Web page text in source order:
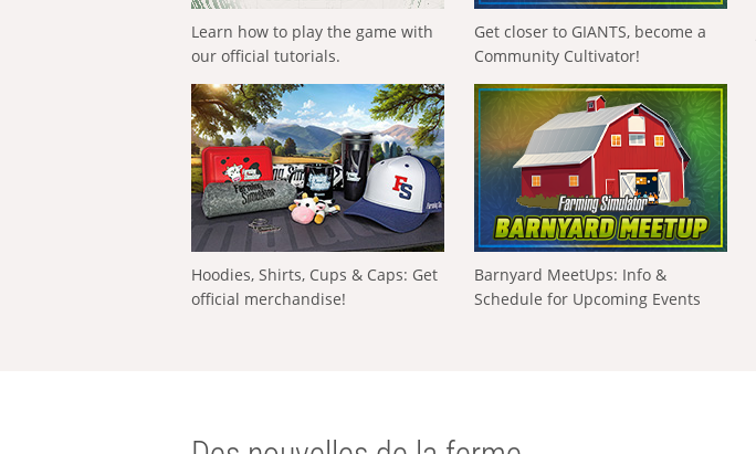
Learn how to play the game with
our official tutorials.
Get closer to GIANTS, become a
Community Cultivator!
Hoodies, Shirts, Cups & Caps: Get
official merchandise!
Barnyard MeetUps: Info &
Schedule for Upcoming Events